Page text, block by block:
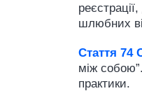
шлюбних
Стаття 74
між
практики.